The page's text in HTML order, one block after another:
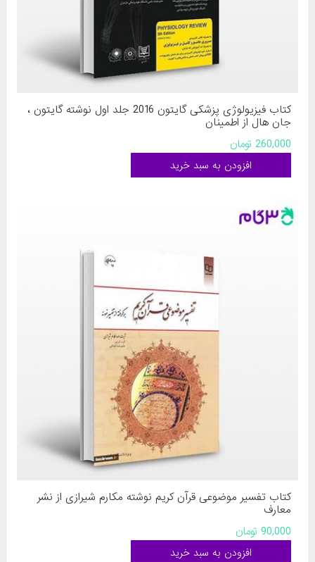
کتاب فیزیولوژی پزشکی گایتون 2016 جلد اول نوشته گایتون ،
جان هال از اطمینان
260,000 تومان
کتاب تفسیر موضوعی قرآن کریم نوشته مکارم شیرازی از نشر
معارف
90,000 تومان